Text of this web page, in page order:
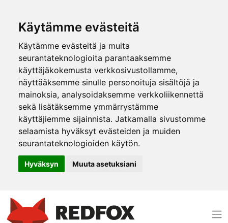
Käytämme evästeitä
Käytämme evästeitä ja muita
seurantateknologioita parantaaksemme
käyttäjäkokemusta verkkosivustollamme,
näyttääksemme sinulle personoituja sisältöjä ja
mainoksia, analysoidaksemme verkkoliikennettä
sekä lisätäksemme ymmärrystämme
käyttäjiemme sijainnista. Jatkamalla sivustomme
selaamista hyväksyt evästeiden ja muiden
seurantateknologioiden käytön.
Hyväksyn Muuta asetuksiani